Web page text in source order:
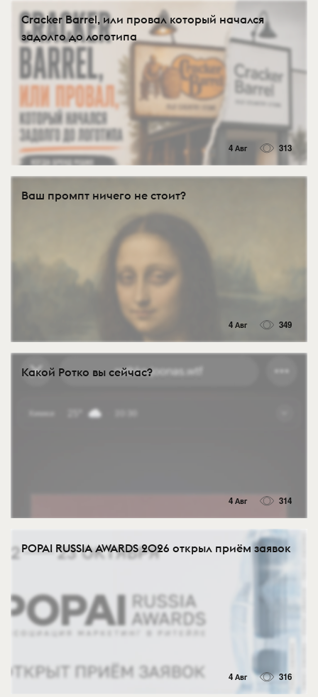
Cracker Barrel, или провал который начался
задолго до логотипа
4 Авг 313
Ваш промпт ничего не стоит?
4 Авг 349
Какой Ротко вы сейчас?
4 Авг 314
POPAI RUSSIA AWARDS 2026 открыл приём заявок
4 Авг 316